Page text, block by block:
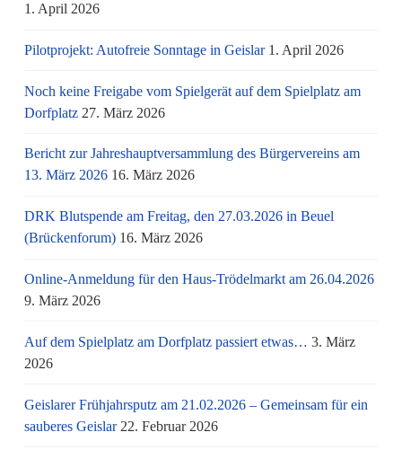
1. April 2026
Pilotprojekt: Autofreie Sonntage in Geislar 1. April 2026
Noch keine Freigabe vom Spielgerät auf dem Spielplatz am
Dorfplatz 27. März 2026
Bericht zur Jahreshauptversammlung des Bürgervereins am
13. März 2026 16. März 2026
DRK Blutspende am Freitag, den 27.03.2026 in Beuel
(Brückenforum) 16. März 2026
Online-Anmeldung für den Haus-Trödelmarkt am 26.04.2026
9. März 2026
Auf dem Spielplatz am Dorfplatz passiert etwas… 3. März
2026
Geislarer Frühjahrsputz am 21.02.2026 – Gemeinsam für ein
sauberes Geislar 22. Februar 2026